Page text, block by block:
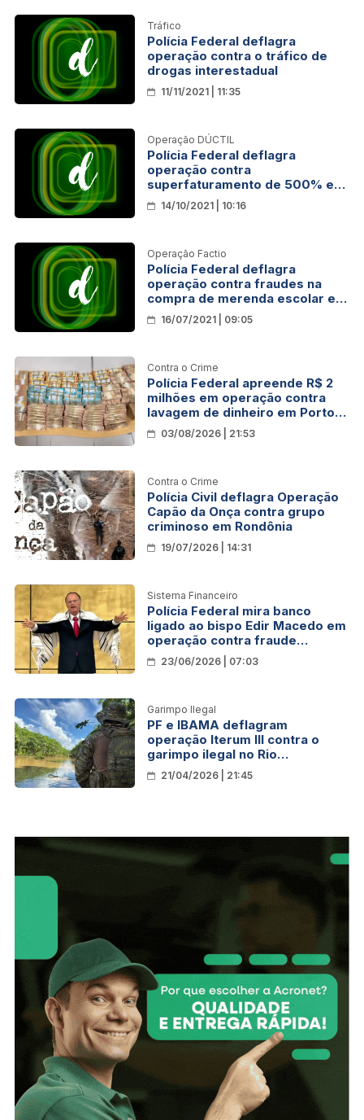
Tráfico
Polícia Federal deflagra
operação contra o tráfico de
drogas interestadual
11/11/2021 | 11:35
Operação DÚCTIL
Polícia Federal deflagra
operação contra
superfaturamento de 500% em
máscaras vendidas à Sesau
14/10/2021 | 10:16
Operação Factio
Polícia Federal deflagra
operação contra fraudes na
compra de merenda escolar em
Rondônia
16/07/2021 | 09:05
Contra o Crime
Polícia Federal apreende R$ 2
milhões em operação contra
lavagem de dinheiro em Porto
Velho
03/08/2026 | 21:53
Contra o Crime
Polícia Civil deflagra Operação
Capão da Onça contra grupo
criminoso em Rondônia
19/07/2026 | 14:31
Sistema Financeiro
Polícia Federal mira banco
ligado ao bispo Edir Macedo em
operação contra fraude
financeira
23/06/2026 | 07:03
Garimpo Ilegal
PF e IBAMA deflagram
operação Iterum III contra o
garimpo ilegal no Rio
Madeira/RO
21/04/2026 | 21:45